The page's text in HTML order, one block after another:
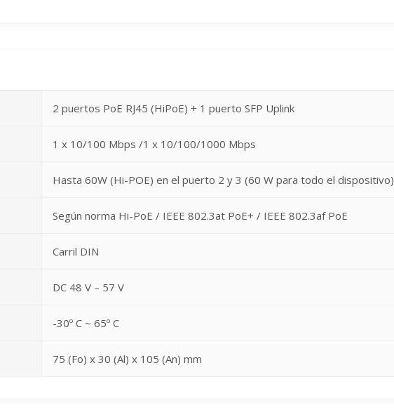
2 puertos PoE RJ45 (HiPoE) + 1 puerto SFP Uplink
1 x 10/100 Mbps /1 x 10/100/1000 Mbps
Hasta 60W (Hi-POE) en el puerto 2 y 3 (60 W para todo el dispositivo)
Según norma Hi-PoE / IEEE 802.3at PoE+ / IEEE 802.3af PoE
Carril DIN
DC 48 V – 57 V
-30º C ~ 65º C
75 (Fo) x 30 (Al) x 105 (An) mm